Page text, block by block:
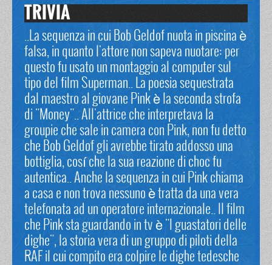
TRIVIA
..La sequenza in cui Bob Geldof nuota in piscina è
falsa, in quanto l'attore non sapeva nuotare: per
questo fu usato un montaggio al computer sul
tipo del film Superman.. La poesia sequestrata
dal maestro al giovane Pink è la seconda strofa
di "Money".. All'attrice che interpretava la
groupie che sale in camera con Pink, non fu detto
che Bob Geldof gli avrebbe tirato addosso una
bottiglia, cosí che la sua reazione di choc fu
autentica.. Anche la sequenza in cui Pink chiama
a casa e non trova nessuno è tratta da una vera
telefonata ad un operatore internazionale.. Il film
che Pink sta guardando in tv è "I guastatori delle
dighe", la storia vera di un gruppo di piloti della
RAF il cui compito era colpire le dighe tedesche